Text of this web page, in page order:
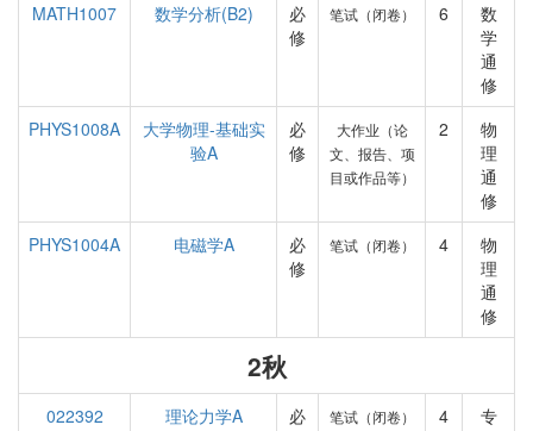
MATH1007
数学分析(B2)
必
修
笔试（闭卷） 6
数
学
通
修
PHYS1008A
大学物理-基础实
验A
必
修
大作业（论
文、报告、项
目或作品等）
2
物
理
通
修
PHYS1004A
电磁学A
必
修
笔试（闭卷） 4
物
理
通
修
2秋
022392 理论力学A
必
笔试（闭卷） 4
专